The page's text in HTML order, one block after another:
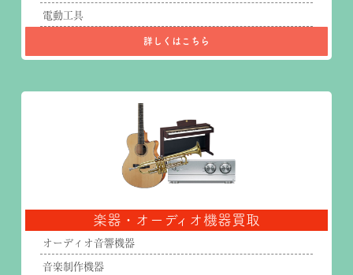
電動工具
詳しくはこちら
楽器・オーディオ機器買取
オーディオ音響機器
音楽制作機器